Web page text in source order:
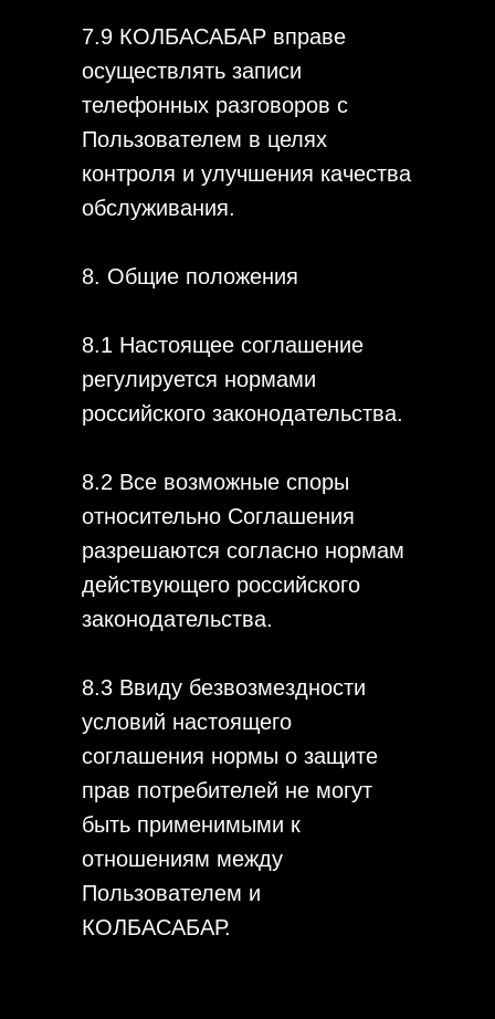
7.9 КОЛБАСАБАР вправе
осуществлять записи
телефонных разговоров с
Пользователем в целях
контроля и улучшения качества
обслуживания.
8. Общие положения
8.1 Настоящее соглашение
регулируется нормами
российского законодательства.
8.2 Все возможные споры
относительно Соглашения
разрешаются согласно нормам
действующего российского
законодательства.
8.3 Ввиду безвозмездности
условий настоящего
соглашения нормы о защите
прав потребителей не могут
быть применимыми к
отношениям между
Пользователем и
КОЛБАСАБАР.